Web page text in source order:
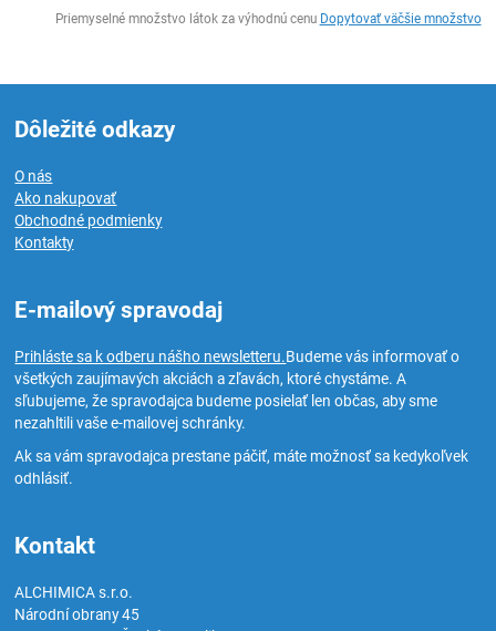
Priemyselné množstvo látok za výhodnú cenu Dopytovať väčšie množstvo
Dôležité odkazy
O nás
Ako nakupovať
Obchodné podmienky
Kontakty
E-mailový spravodaj
Prihláste sa k odberu nášho newsletteru.Budeme vás informovať o
všetkých zaujímavých akciách a zľavách, ktoré chystáme. A
sľubujeme, že spravodajca budeme posielať len občas, aby sme
nezahltili vaše e-mailovej schránky.
Ak sa vám spravodajca prestane páčiť, máte možnosť sa kedykoľvek
odhlásiť.
Kontakt
ALCHIMICA s.r.o.
Národní obrany 45